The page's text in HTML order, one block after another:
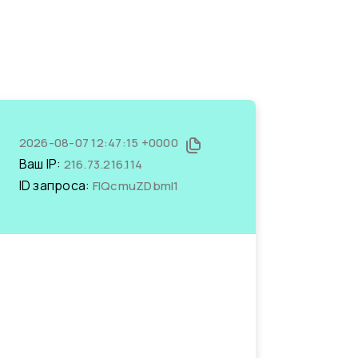
2026-08-07 12:47:15 +0000
Ваш IP: 216.73.216.114
ID запроса: FlQcmuZDbmI1